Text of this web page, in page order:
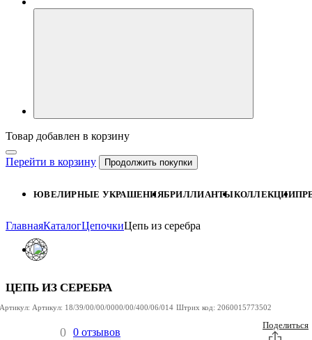
Товар добавлен в корзину
Перейти в корзину Продолжить покупки
ЮВЕЛИРНЫЕ УКРАШЕНИЯБРИЛЛИАНТЫКОЛЛЕКЦИИ
ГлавнаяКаталогЦепочкиЦепь из серебра
ЦЕПЬ ИЗ СЕРЕБРА
Артикул: Артикул: 18/39/00/00/0000/00/400/06/014 Штрих код: 2060015773502
0 0 отзывов
Поделиться